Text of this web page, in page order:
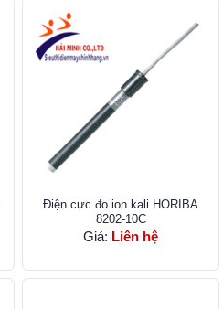
Điện cực đo ion kali HORIBA
8202-10C
Giá: Liên hệ